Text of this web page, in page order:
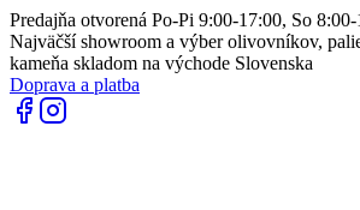
Predajňa otvorená Po-Pi 9:00-17:00, So
Najväčší showroom a výber olivovníkov,
kameňa skladom na východe Slovenska
Doprava a platba